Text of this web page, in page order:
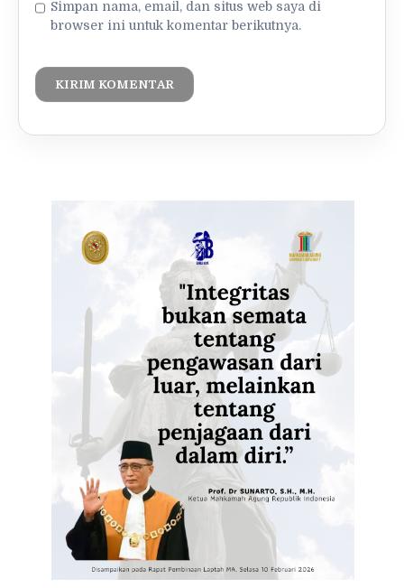
Simpan nama, email, dan situs web saya di
browser ini untuk komentar berikutnya.